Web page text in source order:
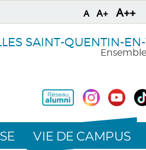
A A+ A++
SAINT-QUENTIN-
VIE DE CAMPUS